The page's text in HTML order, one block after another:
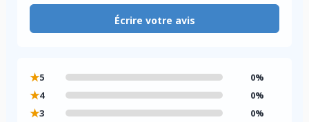
Écrire votre avis
★5 0%
★4 0%
★3 0%